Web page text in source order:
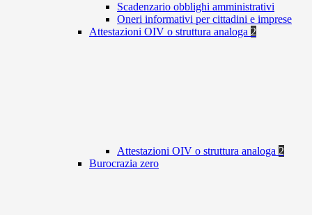
Scadenzario obblighi amministrativi
Oneri informativi per cittadini e imprese
Attestazioni OIV o struttura analoga 2
Attestazioni OIV o struttura analoga 2
Burocrazia zero